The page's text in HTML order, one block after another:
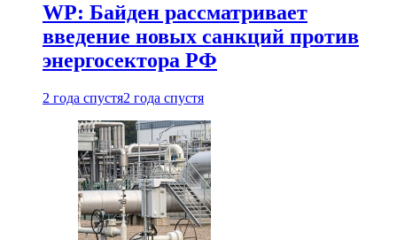
WP: Байден рассматривает
введение новых санкций против
энергосектора РФ
2 года спустя2 года спустя